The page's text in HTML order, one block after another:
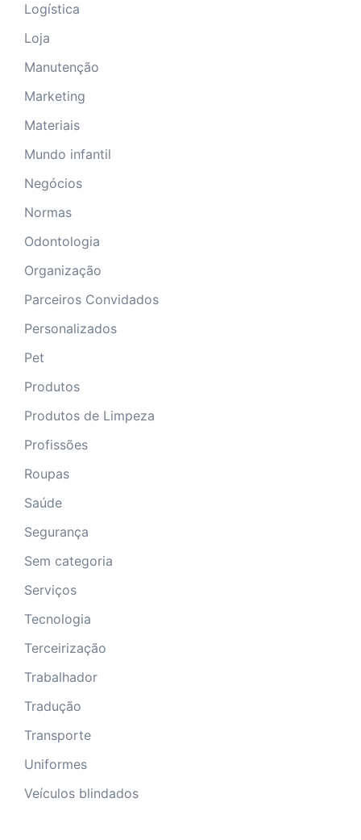
Logística
Loja
Manutenção
Marketing
Materiais
Mundo infantil
Negócios
Normas
Odontologia
Organização
Parceiros Convidados
Personalizados
Pet
Produtos
Produtos de Limpeza
Profissões
Roupas
Saúde
Segurança
Sem categoria
Serviços
Tecnologia
Terceirização
Trabalhador
Tradução
Transporte
Uniformes
Veículos blindados